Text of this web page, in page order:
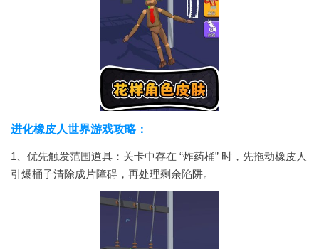
进化橡皮人世界游戏攻略：
1、优先触发范围道具：关卡中存在 “炸药桶” 时，先拖动橡皮人
引爆桶子清除成片障碍，再处理剩余陷阱。